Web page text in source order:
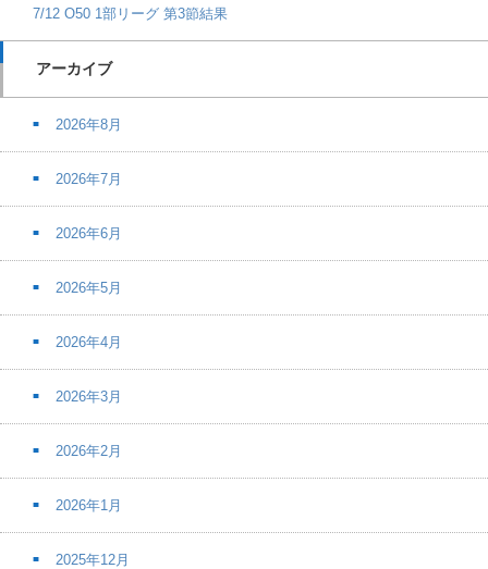
7/12 O50 1部リーグ 第3節結果
アーカイブ
2026年8月
2026年7月
2026年6月
2026年5月
2026年4月
2026年3月
2026年2月
2026年1月
2025年12月